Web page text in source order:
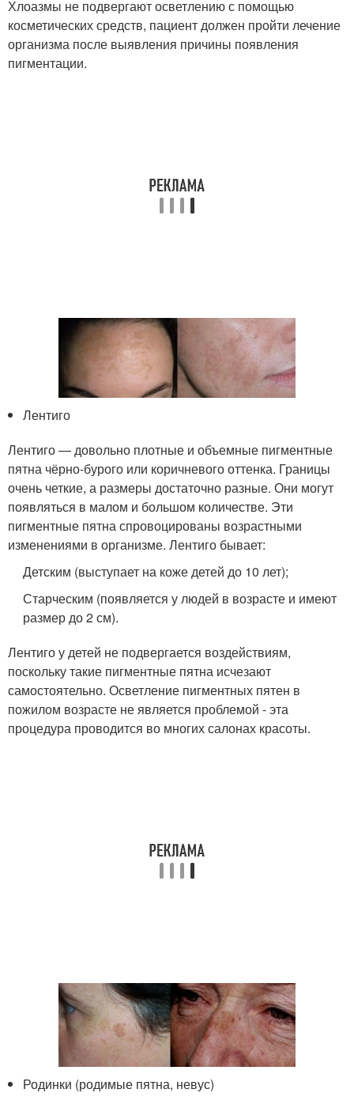
Хлоазмы не подвергают осветлению с помощью
косметических средств, пациент должен пройти лечение
организма после выявления причины появления
пигментации.
Лентиго
Лентиго — довольно плотные и объемные пигментные
пятна чёрно-бурого или коричневого оттенка. Границы
очень четкие, а размеры достаточно разные. Они могут
появляться в малом и большом количестве. Эти
пигментные пятна спровоцированы возрастными
изменениями в организме. Лентиго бывает:
Детским (выступает на коже детей до 10 лет);
Старческим (появляется у людей в возрасте и имеют
размер до 2 см).
Лентиго у детей не подвергается воздействиям,
поскольку такие пигментные пятна исчезают
самостоятельно. Осветление пигментных пятен в
пожилом возрасте не является проблемой - эта
процедура проводится во многих салонах красоты.
Родинки (родимые пятна, невус)